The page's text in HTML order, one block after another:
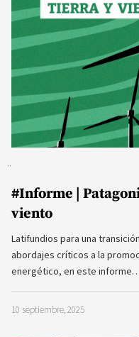
#Informe |
viento
Latifundios para una
abordajes críticos a la
energético, en este
10 septiembre, 2025